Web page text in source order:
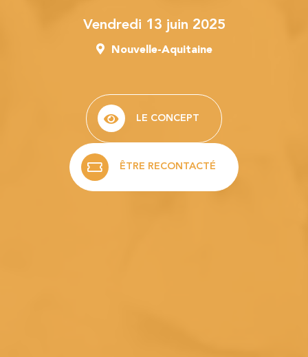
vendredi 13 juin 2025
Nouvelle-Aquitaine
LE CONCEPT
ÊTRE RECONTACTÉ